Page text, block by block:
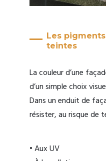
Les
teintes
La couleur d’une
d’un simple choix
Dans un enduit de
résister, au risque de
• Aux UV